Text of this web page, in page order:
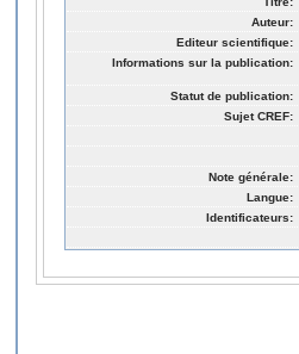
Auteur:
Editeur scientifique:
Informations sur la publication:
Statut de publication:
Sujet CREF:
Note générale:
Langue:
Identificateurs: